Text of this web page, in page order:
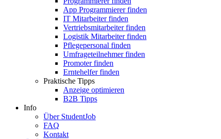
App Programmierer finden
IT Mitarbeiter finden
Vertriebsmitarbeiter finden
Logistik Mitarbeiter finden
Pflegepersonal finden
Umfrageteilnehmer finden
Promoter finden
Erntehelfer finden
Praktische Tipps
Anzeige optimieren
B2B Tipps
Info
Über StudentJob
FAQ
Kontakt